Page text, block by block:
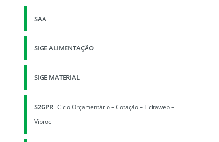
SAA
SIGE ALIMENTAÇÃO
SIGE MATERIAL
S2GPR Ciclo Orçamentário – Cotação – Licitaweb –
Viproc